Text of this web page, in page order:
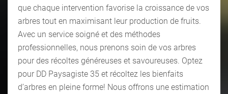
que chaque intervention favorise la croissance de vos
arbres tout en maximisant leur production de fruits.
Avec un service soigné et des méthodes
professionnelles, nous prenons soin de vos arbres
pour des récoltes généreuses et savoureuses. Optez
pour DD Paysagiste 35 et récoltez les bienfaits
d’arbres en pleine forme! Nous offrons une estimation